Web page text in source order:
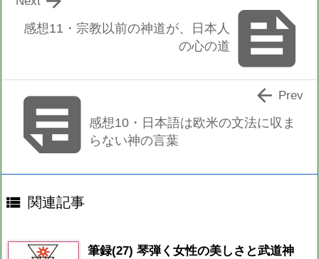

感想11・宗教以前の神道が、日本人
の心の道
感想10・日本語は欧米の文法に収ま
らない神の言葉
 Prev
 関連記事
筆録(27) 琴弾く女性の美しさと武道神